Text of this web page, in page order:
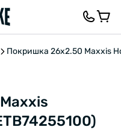
Покришка 26x2.50 Maxxis
ТА ЗАПИТАННЯ